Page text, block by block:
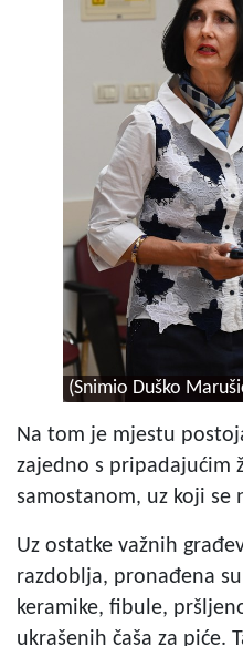
(Snimio Duško
Na tom je mjestu
zajedno s pripadajućim
samostanom, uz koji se
Uz ostatke važnih
razdoblja, pronađena
keramike, fibule,
ukrašenih čaša za piće.